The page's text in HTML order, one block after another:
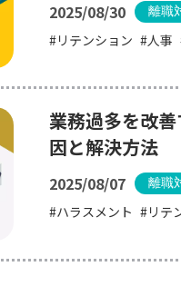
2025/08/30 離職
リテンション 人事
業務過多を改
因と解決方法
2025/08/07 離職
ハラスメント リテ